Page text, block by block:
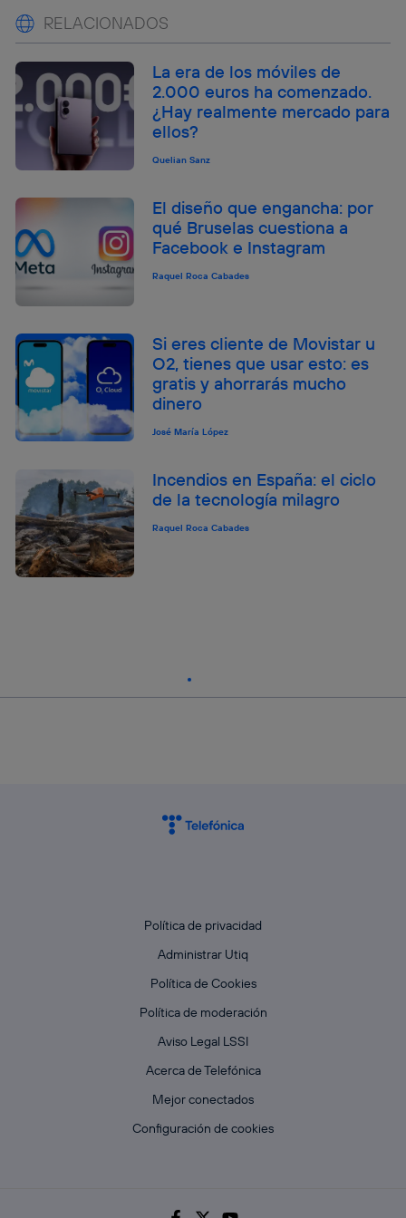
RELACIONADOS
La era de los móviles de
2.000 euros ha comenzado.
¿Hay realmente mercado para
ellos?
Quelian Sanz
El diseño que engancha: por
qué Bruselas cuestiona a
Facebook e Instagram
Raquel Roca Cabades
Si eres cliente de Movistar u
O2, tienes que usar esto: es
gratis y ahorrarás mucho
dinero
José María López
Incendios en España: el ciclo
de la tecnología milagro
Raquel Roca Cabades
Política de privacidad
Administrar Utiq
Política de Cookies
Política de moderación
Aviso Legal LSSI
Acerca de Telefónica
Mejor conectados
Configuración de cookies